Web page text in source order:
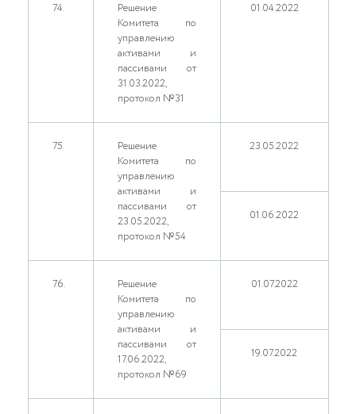
74.
Решение
Комитета по
управлению
активами и
пассивами от
31.03.2022,
протокол №31
01.04.2022
75.
Решение
Комитета по
управлению
активами и
пассивами от
23.05.2022,
протокол №54
23.05.2022
01.06.2022
76.
Решение
Комитета по
управлению
активами и
пассивами от
17.06.2022,
протокол №69
01.07.2022
19.07.2022